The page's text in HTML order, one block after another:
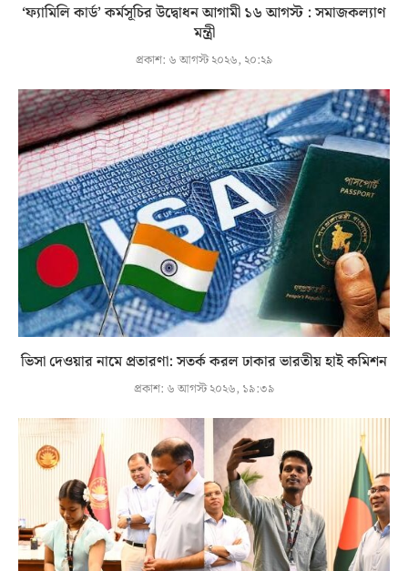
‘ফ্যামিলি কার্ড’ কর্মসূচির উদ্বোধন আগামী ১৬ আগস্ট : সমাজকল্যাণ
মন্ত্রী
প্রকাশ: ৬ আগস্ট ২০২৬, ২০:২৯
ভিসা দেওয়ার নামে প্রতারণা: সতর্ক করল ঢাকার ভারতীয় হাই কমিশন
প্রকাশ: ৬ আগস্ট ২০২৬, ১৯:৩৯